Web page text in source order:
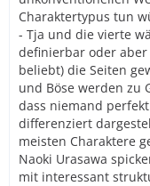
Charaktertypus tun
- Tja und die vierte
definierbar oder
beliebt) die Seiten
und Böse werden zu
dass niemand
differenziert
meisten Charaktere
Naoki Urasawa
mit interessant